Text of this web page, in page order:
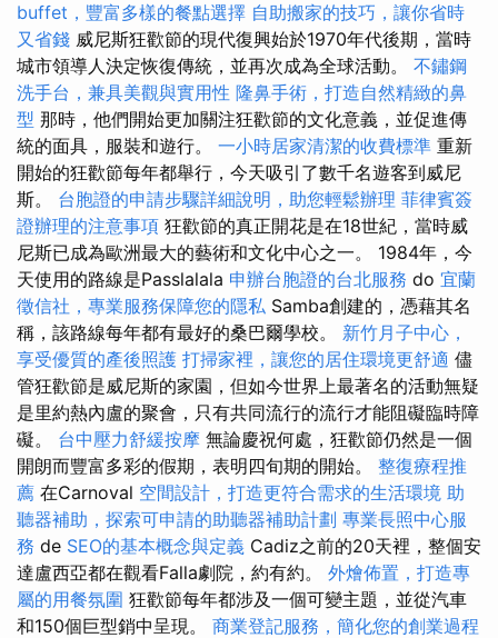
buffet，豐富多樣的餐點選擇 自助搬家的技巧，讓你省時
又省錢 威尼斯狂歡節的現代復興始於1970年代後期，當時
城市領導人決定恢復傳統，並再次成為全球活動。 不鏽鋼
洗手台，兼具美觀與實用性 隆鼻手術，打造自然精緻的鼻
型 那時，他們開始更加關注狂歡節的文化意義，並促進傳
統的面具，服裝和遊行。 一小時居家清潔的收費標準 重新
開始的狂歡節每年都舉行，今天吸引了數千名遊客到威尼
斯。 台胞證的申請步驟詳細說明，助您輕鬆辦理 菲律賓簽
證辦理的注意事項 狂歡節的真正開花是在18世紀，當時威
尼斯已成為歐洲最大的藝術和文化中心之一。 1984年，今
天使用的路線是Passlalala 申辦台胞證的台北服務 do 宜蘭
徵信社，專業服務保障您的隱私 Samba創建的，憑藉其名
稱，該路線每年都有最好的桑巴爾學校。 新竹月子中心，
享受優質的產後照護 打掃家裡，讓您的居住環境更舒適 儘
管狂歡節是威尼斯的家園，但如今世界上最著名的活動無疑
是里約熱內盧的聚會，只有共同流行的流行才能阻礙臨時障
礙。 台中壓力舒緩按摩 無論慶祝何處，狂歡節仍然是一個
開朗而豐富多彩的假期，表明四旬期的開始。 整復療程推
薦 在Carnoval 空間設計，打造更符合需求的生活環境 助
聽器補助，探索可申請的助聽器補助計劃 專業長照中心服
務 de SEO的基本概念與定義 Cadiz之前的20天裡，整個安
達盧西亞都在觀看Falla劇院，約有約。 外燴佈置，打造專
屬的用餐氛圍 狂歡節每年都涉及一個可變主題，並從汽車
和150個巨型銷中呈現。 商業登記服務，簡化您的創業過程